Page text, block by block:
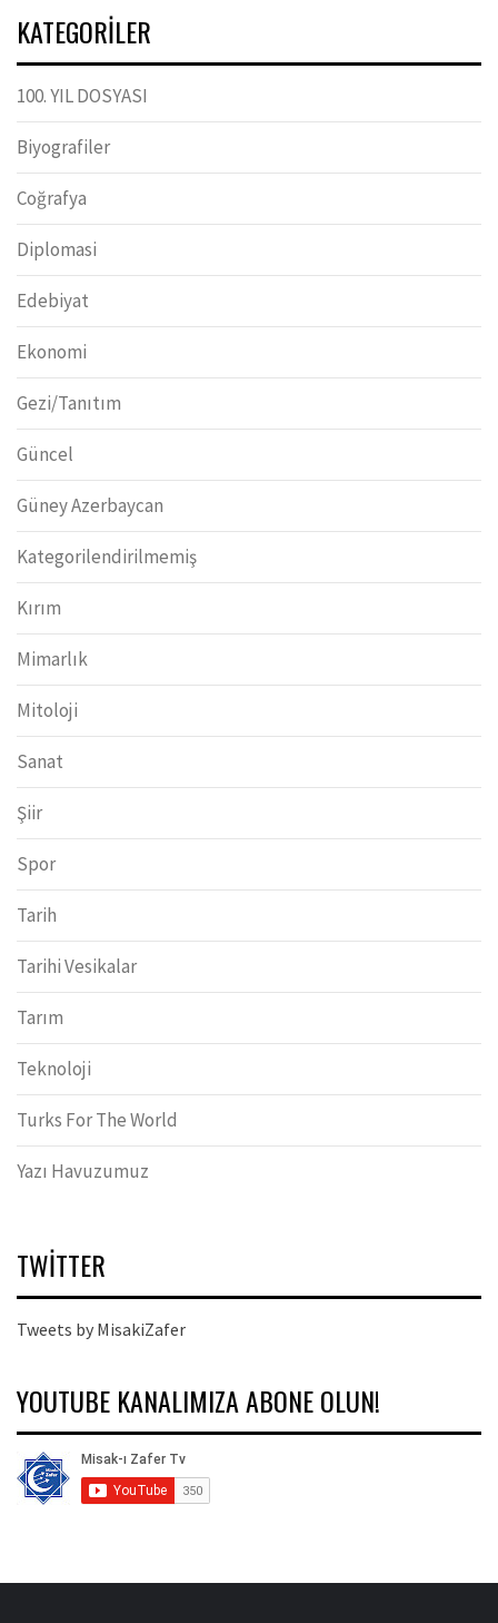
KATEGORILER
100. YIL DOSYASI
Biyografiler
Coğrafya
Diplomasi
Edebiyat
Ekonomi
Gezi/Tanıtım
Güncel
Güney Azerbaycan
Kategorilendirilmemiş
Kırım
Mimarlık
Mitoloji
Sanat
Şiir
Spor
Tarih
Tarihi Vesikalar
Tarım
Teknoloji
Turks For The World
Yazı Havuzumuz
TWITTER
Tweets by MisakiZafer
YOUTUBE KANALIMIZA ABONE OLUN!